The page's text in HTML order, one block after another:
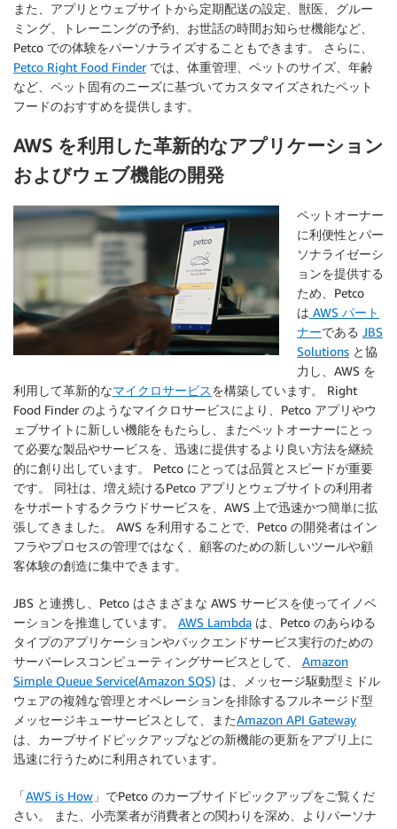
また、アプリとウェブサイトから定期配送の設定、獣医、グルー
ミング、トレーニングの予約、お世話の時間お知らせ機能など、
Petco での体験をパーソナライズすることもできます。 さらに、
Petco Right Food Finderでは、体重管理、ペットのサイズ、年齢
など、ペット固有のニーズに基づいてカスタマイズされたペット
フードのおすすめを提供します。
AWS を利用した革新的なアプリケーション
およびウェブ機能の開発
ペットオーナー
に利便性とパー
ソナライゼーシ
ョンを提供する
ため、Petco
は AWS パート
ナーである JBS
Solutions と協
力し、AWS を
利用して革新的なマイクロサービスを構築しています。 Right
Food Finder のようなマイクロサービスにより、Petco アプリやウ
ェブサイトに新しい機能をもたらし、またペットオーナーにとっ
て必要な製品やサービスを、迅速に提供するより良い方法を継続
的に創り出しています。 Petco にとっては品質とスピードが重要
です。 同社は、増え続けるPetco アプリとウェブサイトの利用者
をサポートするクラウドサービスを、AWS 上で迅速かつ簡単に拡
張してきました。 AWS を利用することで、Petco の開発者はイン
フラやプロセスの管理ではなく、顧客のための新しいツールや顧
客体験の創造に集中できます。
JBS と連携し、Petco はさまざまな AWS サービスを使ってイノベ
ーションを推進しています。 AWS Lambda は、Petco のあらゆる
タイプのアプリケーションやバックエンドサービス実行のための
サーバーレスコンピューティングサービスとして、 Amazon
Simple Queue Service(Amazon SQS) は、メッセージ駆動型ミドル
ウェアの複雑な管理とオペレーションを排除するフルネージド型
メッセージキューサービスとして、またAmazon API Gateway
は、カーブサイドピックアップなどの新機能の更新をアプリ上に
迅速に行うために利用されています。
「AWS is How 」でPetco のカーブサイドピックアップをご覧くだ
さい。 また、小売業者が消費者との関わりを深め、よりパーソナ